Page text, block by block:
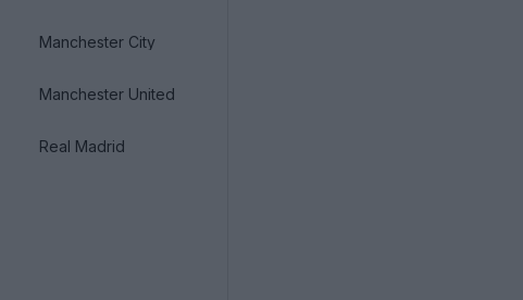
Manchester City
Manchester United
Real Madrid